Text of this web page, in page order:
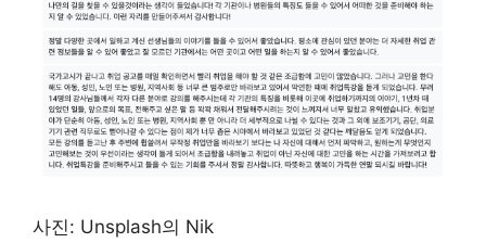
사진: Unsplash의 Nik